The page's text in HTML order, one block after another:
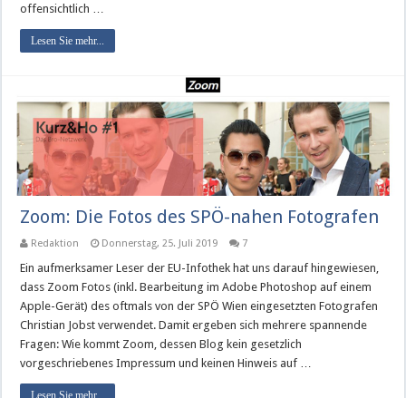
offensichtlich …
Lesen Sie mehr...
Zoom: Die Fotos des SPÖ-nahen Fotografen
Redaktion Donnerstag, 25. Juli 2019 7
Ein aufmerksamer Leser der EU-Infothek hat uns darauf hingewiesen,
dass Zoom Fotos (inkl. Bearbeitung im Adobe Photoshop auf einem
Apple-Gerät) des oftmals von der SPÖ Wien eingesetzten Fotografen
Christian Jobst verwendet. Damit ergeben sich mehrere spannende
Fragen: Wie kommt Zoom, dessen Blog kein gesetzlich
vorgeschriebenes Impressum und keinen Hinweis auf …
Lesen Sie mehr...